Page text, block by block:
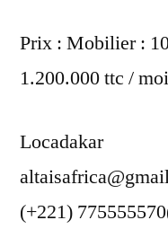
Prix : Mobilier :
1.200.000 ttc /
Locadakar
(+221)